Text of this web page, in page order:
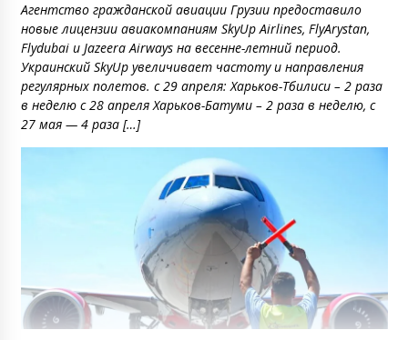
Агентство гражданской авиации Грузии предоставило
новые лицензии авиакомпаниям SkyUp Airlines, FlyArystan,
Flydubai и Jazeera Airways на весенне-летний период.
Украинский SkyUp увеличивает частоту и направления
регулярных полетов. с 29 апреля: Харьков-Тбилиси – 2 раза
в неделю с 28 апреля Харьков-Батуми – 2 раза в неделю, с
27 мая — 4 раза […]